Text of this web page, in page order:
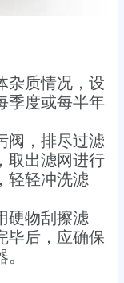
杂质情况，设
季度或每半年
阀，排尽过滤
取出滤网进行
轻轻冲洗滤
硬物刮擦滤
毕后，应确保